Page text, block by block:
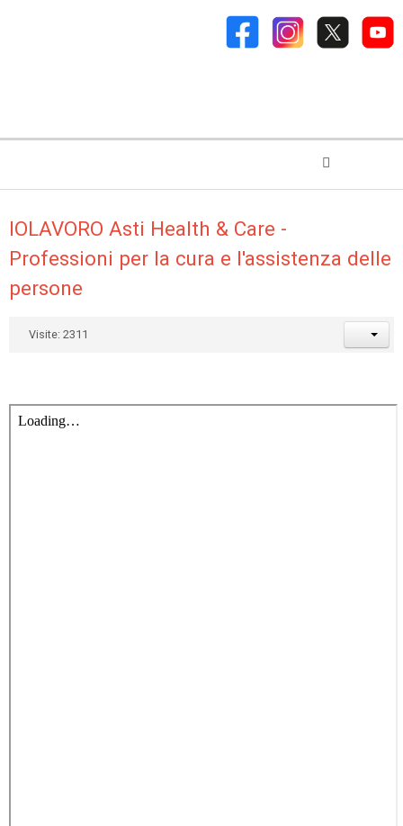
IOLAVORO Asti Health & Care -
Professioni per la cura e l'assistenza delle
persone
Visite: 2311